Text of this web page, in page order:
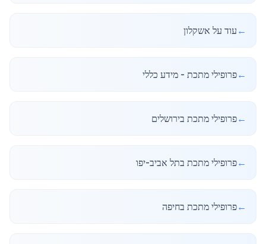
← עוד על אשקלון
←פרופילי מתכת - מידע כללי
←פרופילי מתכת בירושלים
←פרופילי מתכת בתל אביב-יפו
←פרופילי מתכת בחיפה